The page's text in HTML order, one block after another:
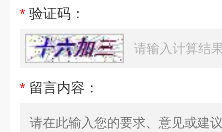
* 验证码：
* 留言内容：